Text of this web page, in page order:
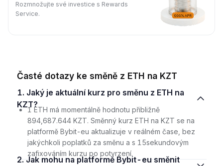
Rozmnožujte své investice s Rewards
Service.
Časté dotazy ke směně z ETH na KZT
1. Jaký je aktuální kurz pro směnu z ETH na
KZT?
1 ETH má momentálně hodnotu přibližně
894,687.644 KZT. Směnný kurz ETH na KZT se na
platformě Bybit-eu aktualizuje v reálném čase, bez
jakýchkoli poplatků za směnu a s 15sekundovým
zafixováním kurzu po potvrzení.
2. Jak mohu na platformě Bybit-eu směnit